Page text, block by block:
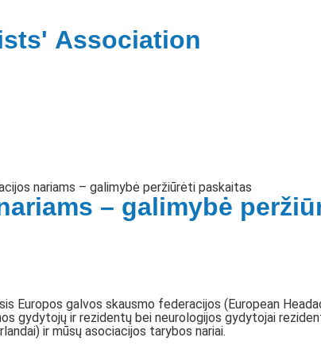
Association
nariams – galimybė peržiūrėti paskaitas
– galimybė
Europos galvos skausmo federacijos (European
gydytojų ir rezidentų bei neurologijos gydytojai
ir mūsų asociacijos tarybos nariai.